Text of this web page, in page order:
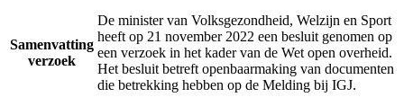
Samenvatting
verzoek
De minister van Volksgezondheid, Welzijn en Sport
heeft op 21 november 2022 een besluit genomen op
een verzoek in het kader van de Wet open overheid.
Het besluit betreft openbaarmaking van documenten
die betrekking hebben op de Melding bij IGJ.